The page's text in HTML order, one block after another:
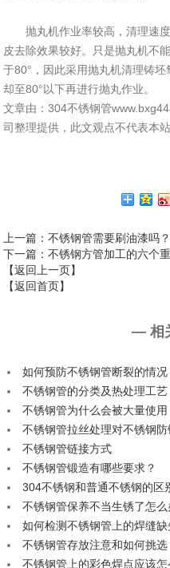
抛丸机作业率较高，清理速度
皮去除效果较好。只是抛丸机不
于80°，因此采用抛丸机清理铸
却至80°以下再进行抛丸作业。
文章由：304不锈钢管
司整理提供，此文观点不代表本
上一篇 ：不锈钢管需要刷油漆吗？
下一篇 ：不锈钢方管加工的六个
【返回上一页】
【返回首页】
— 相
如何预防不锈钢管断裂的情况
不锈钢管的分类及热处理工艺
不锈钢管为什么会被大量使用
不锈钢管拉丝处理对不锈钢防
不锈钢管链接方式
不锈钢管锻造有哪些要求？
304不锈钢和普通不锈钢的区
不锈钢管保养不当生锈了怎么
如何检测不锈钢管上的焊缝缺
不锈钢管存放注意和如何挑选
不锈钢管上的彩色焊点应该怎